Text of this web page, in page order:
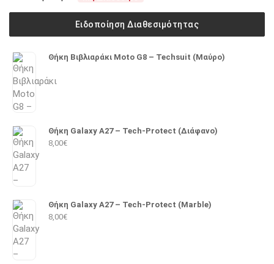
Ειδοποίηση Διαθεσιμότητας
Θήκη Βιβλιαράκι Moto G8 – Techsuit (Μαύρο)
Θήκη Galaxy A27 – Tech-Protect (Διάφανο)
8,00€
Θήκη Galaxy A27 – Tech-Protect (Marble)
8,00€